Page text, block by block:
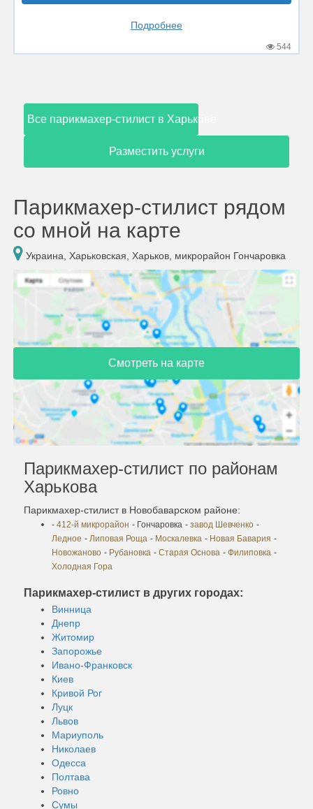
Подробнее
544
Все парикмахер-стилист в Харькове
Разместить услуги
Парикмахер-стилист рядом
со мной на карте
Украина, Харьковская, Харьков, микрорайон Гончаровка
Смотреть на карте
Парикмахер-стилист по районам
Харькова
Парикмахер-стилист в Новобаварском районе:
- 412-й микрорайон - Гончаровка - завод Шевченко -
Ледное - Липовая Роща - Москалевка - Новая Бавария -
Новожаново - Рубановка - Старая Основа - Филиповка -
Холодная Гора
Парикмахер-стилист в других городах:
Винница
Днепр
Житомир
Запорожье
Ивано-Франковск
Киев
Кривой Рог
Луцк
Львов
Мариуполь
Николаев
Одесса
Полтава
Ровно
Сумы